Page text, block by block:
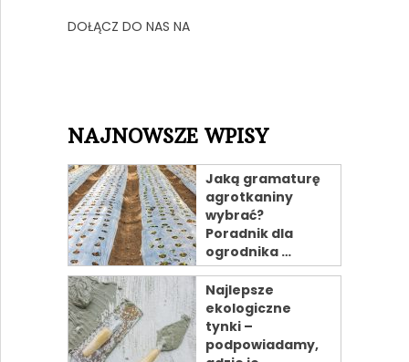
DOŁĄCZ DO NAS NA
NAJNOWSZE WPISY
Jaką gramaturę
agrotkaniny
wybrać?
Poradnik dla
ogrodnika …
Najlepsze
ekologiczne
tynki –
podpowiadamy,